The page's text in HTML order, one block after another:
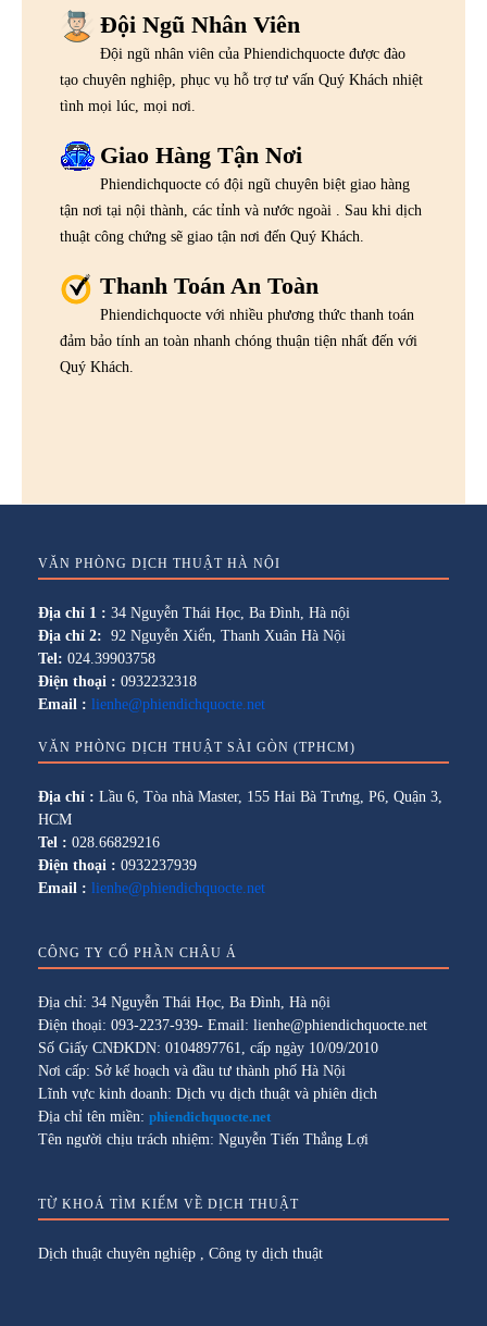
Đội Ngũ Nhân Viên
Đội ngũ nhân viên của Phiendichquocte được đào
tạo chuyên nghiệp, phục vụ hỗ trợ tư vấn Quý Khách nhiệt
tình mọi lúc, mọi nơi.
Giao Hàng Tận Nơi
Phiendichquocte có đội ngũ chuyên biệt giao hàng
tận nơi tại nội thành, các tỉnh và nước ngoài . Sau khi dịch
thuật công chứng sẽ giao tận nơi đến Quý Khách.
Thanh Toán An Toàn
Phiendichquocte với nhiều phương thức thanh toán
đảm bảo tính an toàn nhanh chóng thuận tiện nhất đến với
Quý Khách.
VĂN PHÒNG DỊCH THUẬT HÀ NỘI
Địa chỉ 1 : 34 Nguyễn Thái Học, Ba Đình, Hà nội
Địa chỉ 2: 92 Nguyễn Xiển, Thanh Xuân Hà Nội
Tel: 024.39903758
Điện thoại : 0932232318
Email : lienhe@phiendichquocte.net
VĂN PHÒNG DỊCH THUẬT SÀI GÒN (TPHCM)
Địa chỉ : Lầu 6, Tòa nhà Master, 155 Hai Bà Trưng, P6, Quận 3,
HCM
Tel : 028.66829216
Điện thoại : 0932237939
Email : lienhe@phiendichquocte.net
CÔNG TY CỔ PHẦN CHÂU Á
Địa chỉ: 34 Nguyễn Thái Học, Ba Đình, Hà nội
Điện thoại: 093-2237-939- Email: lienhe@phiendichquocte.net
Số Giấy CNĐKDN: 0104897761, cấp ngày 10/09/2010
Nơi cấp: Sở kế hoạch và đầu tư thành phố Hà Nội
Lĩnh vực kinh doanh: Dịch vụ dịch thuật và phiên dịch
Địa chỉ tên miền: phiendichquocte.net
Tên người chịu trách nhiệm: Nguyễn Tiến Thắng Lợi
TỪ KHOÁ TÌM KIẾM VỀ DỊCH THUẬT
Dịch thuật chuyên nghiệp Công ty dịch thuật